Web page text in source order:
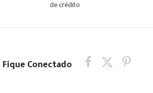
de crédito
Fique Conectado